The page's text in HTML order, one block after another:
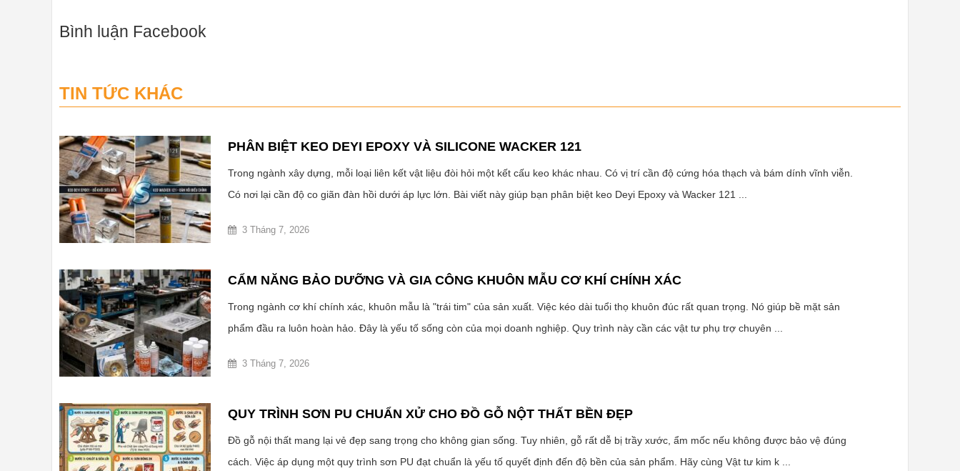
Bình luận Facebook
TIN TỨC KHÁC
PHÂN BIỆT KEO DEYI EPOXY VÀ SILICONE WACKER 121
Trong ngành xây dựng, mỗi loại liên kết vật liệu đòi hỏi một kết cấu keo khác nhau. Có vị trí cần độ cứng hóa thạch và bám dính vĩnh viễn.
Có nơi lại cần độ co giãn đàn hồi dưới áp lực lớn. Bài viết này giúp bạn phân biệt keo Deyi Epoxy và Wacker 121 ...
3 Tháng 7, 2026
CẨM NĂNG BẢO DƯỠNG VÀ GIA CÔNG KHUÔN MẪU CƠ KHÍ CHÍNH XÁC
Trong ngành cơ khí chính xác, khuôn mẫu là "trái tim" của sản xuất. Việc kéo dài tuổi thọ khuôn đúc rất quan trọng. Nó giúp bề mặt sản
phẩm đầu ra luôn hoàn hảo. Đây là yếu tố sống còn của mọi doanh nghiệp. Quy trình này cần các vật tư phụ trợ chuyên ...
3 Tháng 7, 2026
QUY TRÌNH SƠN PU CHUẨN XỬ CHO ĐỒ GỖ NỘT THẤT BỀN ĐẸP
Đồ gỗ nội thất mang lại vẻ đẹp sang trọng cho không gian sống. Tuy nhiên, gỗ rất dễ bị trầy xước, ẩm mốc nếu không được bảo vệ đúng
cách. Việc áp dụng một quy trình sơn PU đạt chuẩn là yếu tố quyết định đến độ bền của sản phẩm. Hãy cùng Vật tư kim k ...